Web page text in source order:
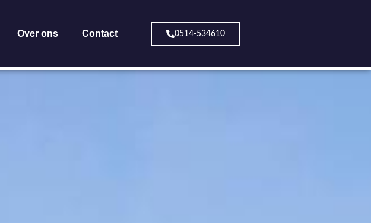
Over ons Contact 0514-534610